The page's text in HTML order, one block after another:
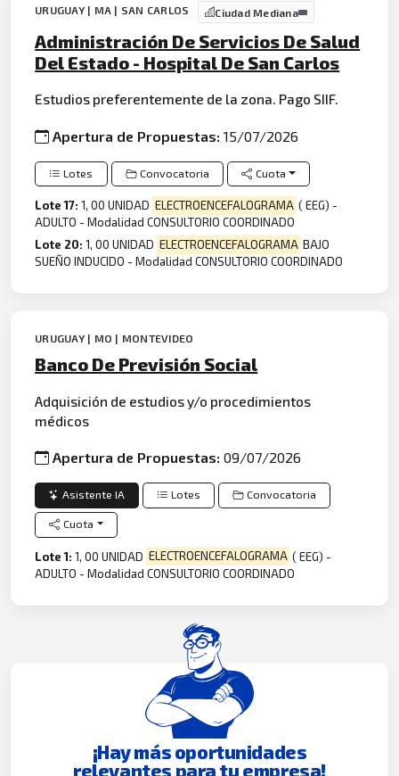
URUGUAY | MA | SAN CARLOS Ciudad Mediana
Administración De Servicios De Salud
Del Estado - Hospital De San Carlos
Estudios preferentemente de la zona. Pago SIIF.
Apertura de Propuestas:15/07/2026
Lotes Convocatoria Cuota
Lote 17:1, 00 UNIDAD ELECTROENCEFALOGRAMA ( EEG) -
ADULTO - Modalidad CONSULTORIO COORDINADO
Lote 20:1, 00 UNIDAD ELECTROENCEFALOGRAMA BAJO
SUEÑO INDUCIDO - Modalidad CONSULTORIO COORDINADO
URUGUAY | MO | MONTEVIDEO
Banco De Previsión Social
Adquisición de estudios y/o procedimientos
médicos
Apertura de Propuestas:09/07/2026
Asistente IA Lotes Convocatoria
Cuota
Lote 1:1, 00 UNIDAD ELECTROENCEFALOGRAMA ( EEG) -
ADULTO - Modalidad CONSULTORIO COORDINADO
¡Hay más oportunidades
relevantes para tu empresa!